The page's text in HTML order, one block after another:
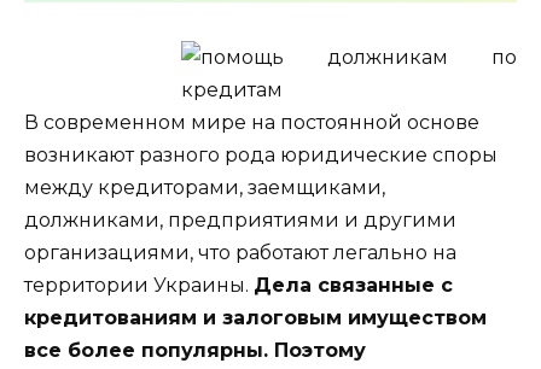
В современном мире на постоянной основе
возникают разного рода юридические споры
между кредиторами, заемщиками,
должниками, предприятиями и другими
организациями, что работают легально на
территории Украины. Дела связанные с
кредитованиям и залоговым имуществом
все более популярны. Поэтому